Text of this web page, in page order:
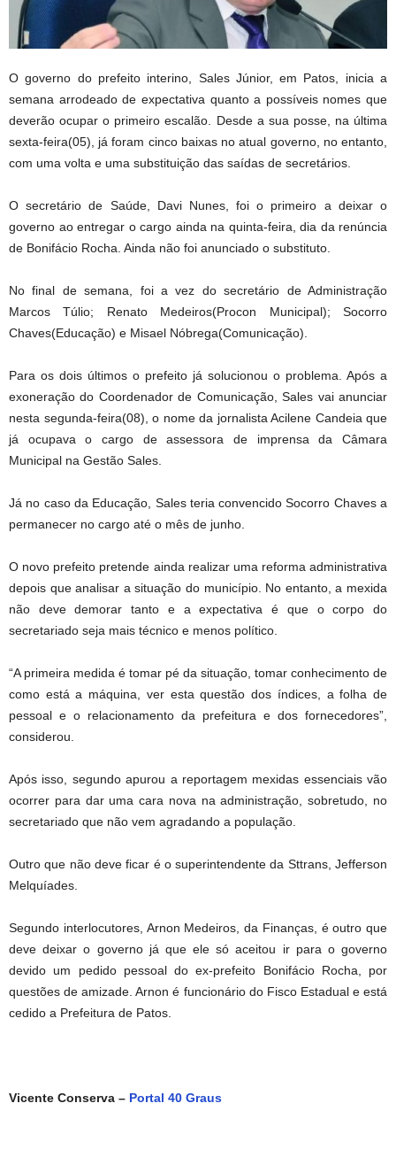
O governo do prefeito interino, Sales Júnior, em Patos, inicia a
semana arrodeado de expectativa quanto a possíveis nomes que
deverão ocupar o primeiro escalão. Desde a sua posse, na última
sexta-feira(05), já foram cinco baixas no atual governo, no entanto,
com uma volta e uma substituição das saídas de secretários.
O secretário de Saúde, Davi Nunes, foi o primeiro a deixar o
governo ao entregar o cargo ainda na quinta-feira, dia da renúncia
de Bonifácio Rocha. Ainda não foi anunciado o substituto.
No final de semana, foi a vez do secretário de Administração
Marcos Túlio; Renato Medeiros(Procon Municipal); Socorro
Chaves(Educação) e Misael Nóbrega(Comunicação).
Para os dois últimos o prefeito já solucionou o problema. Após a
exoneração do Coordenador de Comunicação, Sales vai anunciar
nesta segunda-feira(08), o nome da jornalista Acilene Candeia que
já ocupava o cargo de assessora de imprensa da Câmara
Municipal na Gestão Sales.
Já no caso da Educação, Sales teria convencido Socorro Chaves a
permanecer no cargo até o mês de junho.
O novo prefeito pretende ainda realizar uma reforma administrativa
depois que analisar a situação do município. No entanto, a mexida
não deve demorar tanto e a expectativa é que o corpo do
secretariado seja mais técnico e menos político.
“A primeira medida é tomar pé da situação, tomar conhecimento de
como está a máquina, ver esta questão dos índices, a folha de
pessoal e o relacionamento da prefeitura e dos fornecedores”,
considerou.
Após isso, segundo apurou a reportagem mexidas essenciais vão
ocorrer para dar uma cara nova na administração, sobretudo, no
secretariado que não vem agradando a população.
Outro que não deve ficar é o superintendente da Sttrans, Jefferson
Melquíades.
Segundo interlocutores, Arnon Medeiros, da Finanças, é outro que
deve deixar o governo já que ele só aceitou ir para o governo
devido um pedido pessoal do ex-prefeito Bonifácio Rocha, por
questões de amizade. Arnon é funcionário do Fisco Estadual e está
cedido a Prefeitura de Patos.
Vicente Conserva – Portal 40 Graus